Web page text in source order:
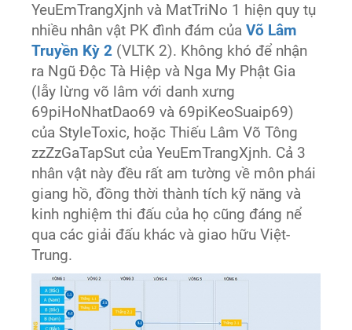
YeuEmTrangXjnh và MatTriNo 1 hiện quy tụ
nhiều nhân vật PK đình đám củaVõ Lâm
Truyền Kỳ 2 (VLTK 2). Không khó để nhận
ra Ngũ Độc Tà Hiệp và Nga My Phật Gia
(lẫy lừng võ lâm với danh xưng
69piHoNhatDao69 và 69piKeoSuaip69)
của StyleToxic, hoặc Thiếu Lâm Võ Tông
zzZzGaTapSut của YeuEmTrangXjnh. Cả 3
nhân vật này đều rất am tường về môn phái
giang hồ, đồng thời thành tích kỹ năng và
kinh nghiệm thi đấu của họ cũng đáng nể
qua các giải đấu khác và giao hữu Việt-
Trung.